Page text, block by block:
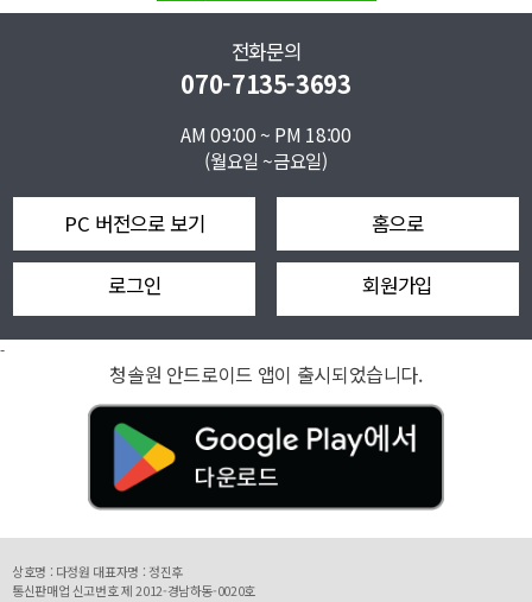
전화문의
070-7135-3693
AM 09:00 ~ PM 18:00
(월요일 ~금요일)
PC 버전으로 보기 홈으로
로그인 회원가입
-
청솔원 안드로이드 앱이 출시되었습니다.
상호명 : 다정원 대표자명 : 정진후
통신판매업 신고번호 제 2012-경남하동-0020호